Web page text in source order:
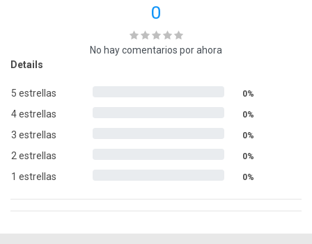
0
No hay comentarios por ahora
Details
5 estrellas 0%
4 estrellas 0%
3 estrellas 0%
2 estrellas 0%
1 estrellas 0%